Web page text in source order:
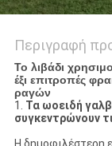
Περιγραφή
Το λιβάδι
έξι επιτροπές
ραγών
1. Τα ωοειδή
συγκεντρώνουν